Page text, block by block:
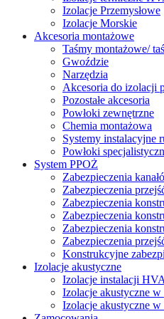
Izolacje Przemysłowe
Izolacje Morskie
Akcesoria montażowe
Taśmy montażowe/
Gwoździe
Narzędzia
Akcesoria do izolacji
Pozostałe akcesoria
Powłoki zewnętrzne
Chemia montażowa
Systemy instalacyjne
Powłoki
System PPOŻ
Zabezpieczenia
Zabezpieczenia
Zabezpieczenia
Zabezpieczenia
Zabezpieczenia
Zabezpieczenia
Konstrukcyjne
Izolacje akustyczne
Izolacje instalacji
Izolacje akustyczne w
Izolacje akustyczne w